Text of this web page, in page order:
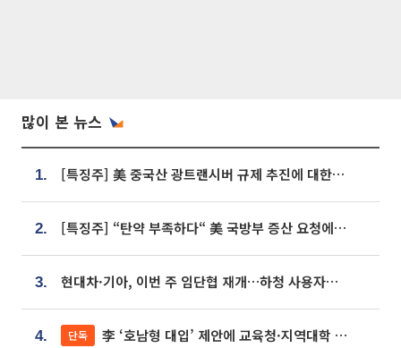
많이 본 뉴스
1. [특징주] 美 중국산 광트랜시버 규제 추진에 대한광통신 등 광통신株 강세
2. [특징주] “탄약 부족하다“ 美 국방부 증산 요청에⋯국내 방산주 급등세
3. 현대차·기아, 이번 주 임단협 재개…하청 사용자성 재심도 ‘변수’
4. 단독 李 ‘호남형 대입’ 제안에 교육청·지역대학 서·논술형 입시 연계 '착수'